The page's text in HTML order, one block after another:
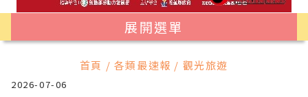
展開選單
首頁 / 各類最速報 / 觀光旅遊
2026-07-06